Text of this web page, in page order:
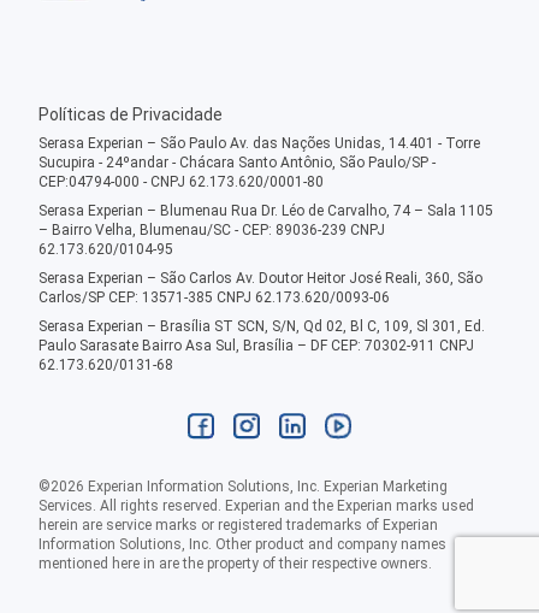
Políticas de Privacidade
Serasa Experian – São Paulo Av. das Nações Unidas, 14.401 - Torre
Sucupira - 24ºandar - Chácara Santo Antônio, São Paulo/SP -
CEP:04794-000 - CNPJ 62.173.620/0001-80
Serasa Experian – Blumenau Rua Dr. Léo de Carvalho, 74 – Sala 1105
– Bairro Velha, Blumenau/SC - CEP: 89036-239 CNPJ
62.173.620/0104-95
Serasa Experian – São Carlos Av. Doutor Heitor José Reali, 360, São
Carlos/SP CEP: 13571-385 CNPJ 62.173.620/0093-06
Serasa Experian – Brasília ST SCN, S/N, Qd 02, Bl C, 109, Sl 301, Ed.
Paulo Sarasate Bairro Asa Sul, Brasília – DF CEP: 70302-911 CNPJ
62.173.620/0131-68
©2026 Experian Information Solutions, Inc. Experian Marketing
Services. All rights reserved. Experian and the Experian marks used
herein are service marks or registered trademarks of Experian
Information Solutions, Inc. Other product and company names
mentioned here in are the property of their respective owners.